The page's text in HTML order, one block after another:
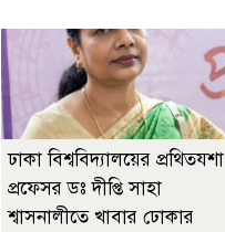
ঢাকা বিশ্ববিদ্যালয়ের প্রথিতযশা
প্রফেসর ডঃ দীপ্তি সাহা
শ্বাসনালীতে খাবার ঢোকার